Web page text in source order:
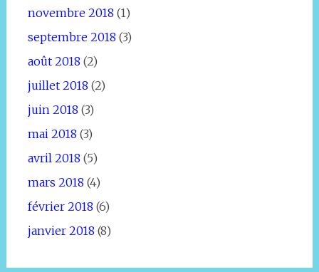
novembre 2018 (1)
septembre 2018 (3)
août 2018 (2)
juillet 2018 (2)
juin 2018 (3)
mai 2018 (3)
avril 2018 (5)
mars 2018 (4)
février 2018 (6)
janvier 2018 (8)